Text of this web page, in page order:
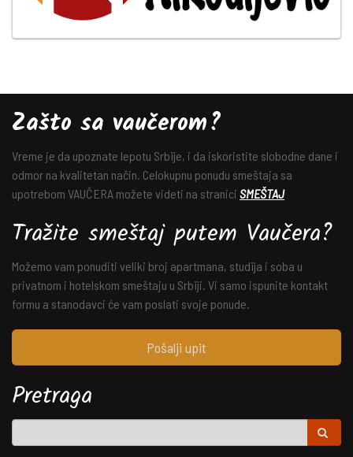
Zašto sa vaučerom?
Vreme je da upoznate lepotu Srbije, i da iskoristite slobodne dane i
odmor na kvalitetan način. Celokupnu ponudu smeštaja sa
upotrebom VAUČERA možete videti na stranici SMEŠTAJ
Tražite smeštaj putem Vaučera?
Možemo vam ponuditi veliki broj apartmana, studija i soba u
privatnom i hotelskom smeštaju u Srbiji. Vi samo ispunite kontakt
formu a stanodavci će vam poslati svoje ponude.
Pošalji upit
Pretraga